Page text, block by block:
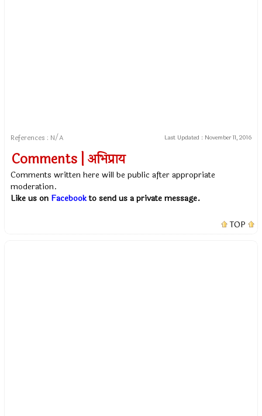
References : N/A Last Updated : November 11, 2016
Comments | अभिप्राय
Comments written here will be public after appropriate
moderation.
Like us on Facebookto send us a private message.
TOP